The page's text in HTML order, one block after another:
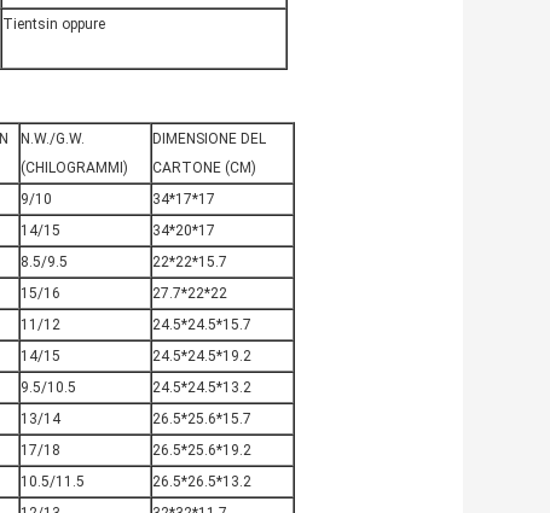
Tientsin oppure
N.W./G.W.
(CHILOGRAMMI)
DIMENSIONE DEL
CARTONE (CM)
9/10
34*17*17
14/15
34*20*17
8.5/9.5
22*22*15.7
15/16
27.7*22*22
11/12
24.5*24.5*15.7
14/15
24.5*24.5*19.2
9.5/10.5
24.5*24.5*13.2
13/14
26.5*25.6*15.7
17/18
26.5*25.6*19.2
10.5/11.5
26.5*26.5*13.2